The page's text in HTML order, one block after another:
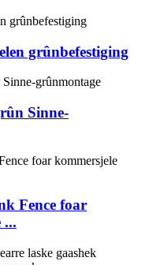
grûnbefestiging
Sinne-
Fence foar
...